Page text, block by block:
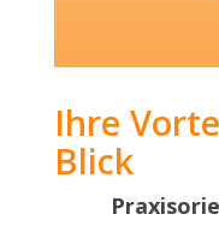
Ihre
Blick